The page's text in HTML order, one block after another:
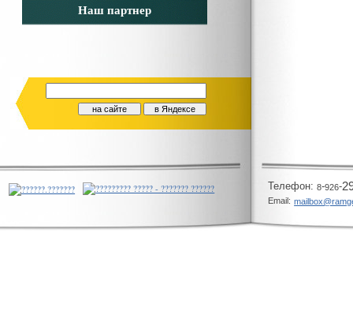
Наш партнер
Телeфон: 8-926-
Email: